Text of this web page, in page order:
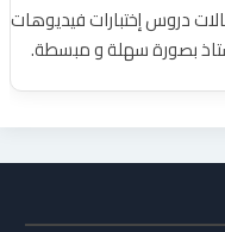
دروس إختبارات فيديوهات
بصورة سهلة و مبسطة.